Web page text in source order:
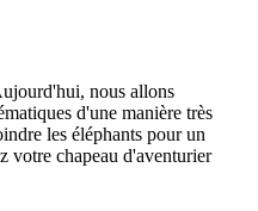
nous allons
d'une manière très
les éléphants pour un
votre chapeau d'aventurier